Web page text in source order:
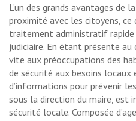
L’un des grands avantages de
proximité avec les citoyens, ce
traitement administratif rapide
judiciaire. En étant présente
vite aux préoccupations des
de sécurité aux besoins locaux
d’informations pour prévenir
sous la direction du maire, est
sécurité locale. Composée